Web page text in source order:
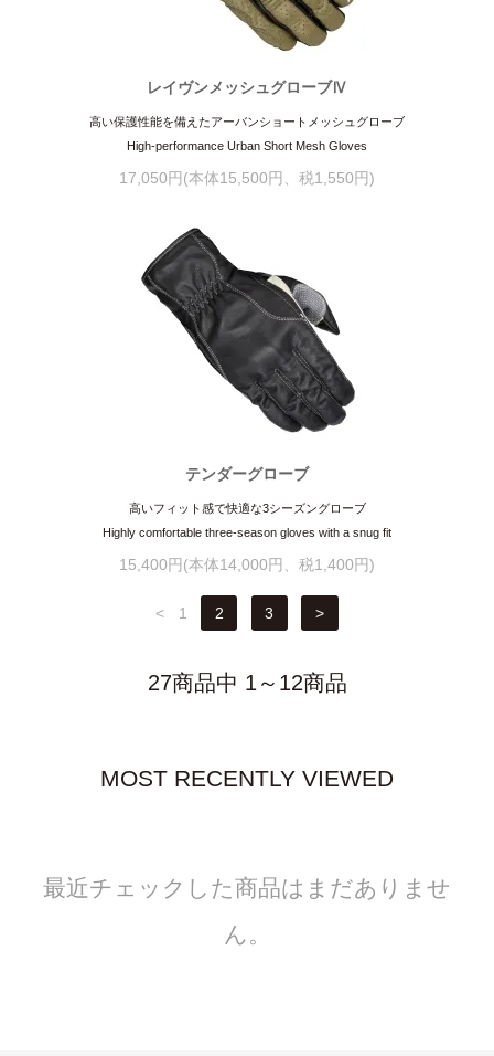
レイヴンメッシュグローブⅣ
高い保護性能を備えたアーバンショートメッシュグローブ
High-performance Urban Short Mesh Gloves
17,050円(本体15,500円、税1,550円)
テンダーグローブ
高いフィット感で快適な3シーズングローブ
Highly comfortable three-season gloves with a snug fit
15,400円(本体14,000円、税1,400円)
< 1 2 3 >
27商品中 1～12商品
MOST RECENTLY VIEWED
最近チェックした商品はまだありませ
ん。